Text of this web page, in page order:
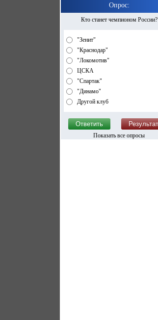
Опрос:
Кто станет чемпионом России?
"Зенит"
"Краснодар"
"Локомотив"
ЦСКА
"Спартак"
"Динамо"
Другой клуб
Показать все опросы